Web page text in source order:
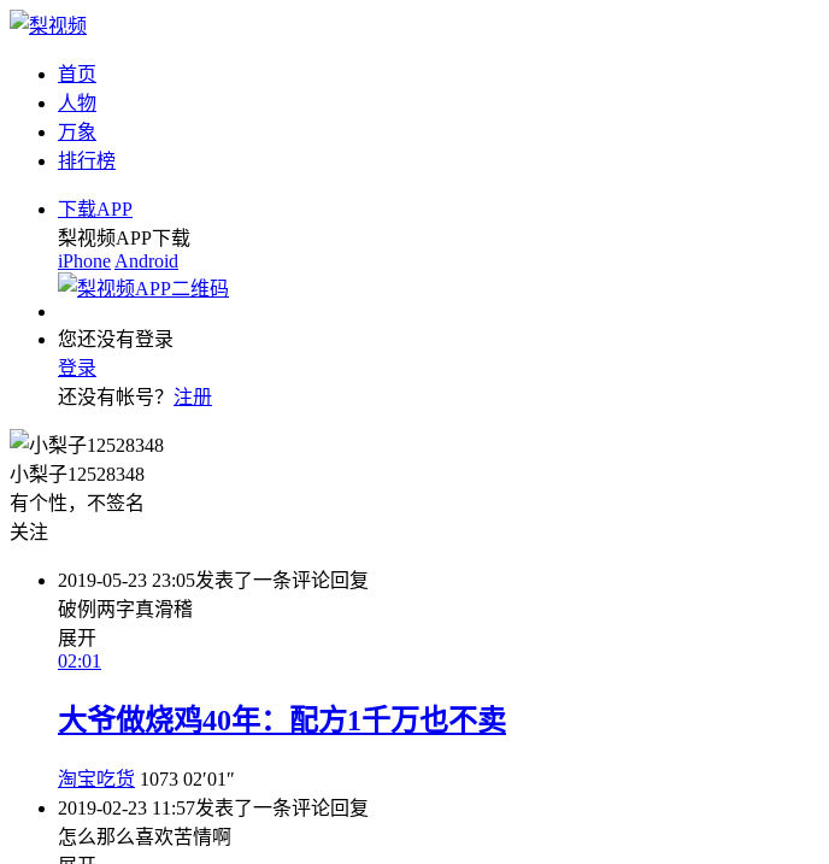
首页
人物
万象
排行榜
下载APP
梨视频APP下载
iPhone Android
您还没有登录
登录
还没有帐号？ 注册
小梨子12528348
有个性，不签名
关注
2019-05-23 23:05发表了一条评论回复
破例两字真滑稽
展开
02:01
大爷做烧鸡40年：配方1千万也不卖
淘宝吃货 1073 02′01″
2019-02-23 11:57发表了一条评论回复
怎么那么喜欢苦情啊